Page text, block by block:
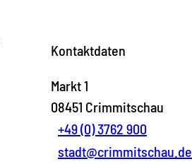
Kontaktdaten
Markt 1
08451 Crimmitschau
+49 (0) 3762 900
stadt@crimmitschau.de